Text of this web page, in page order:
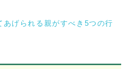
あげられる親がすべき5つの行